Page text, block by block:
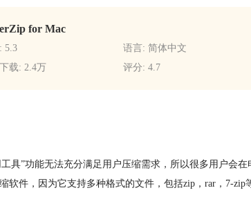
for Mac
5.3 语言: 简体中文
载: 2.4万
评分: 4.7
工具”功能无法充分满足用户压缩需求，所以很多用户会
软件，因为它支持多种格式的文件，包括zip，rar，7-zip